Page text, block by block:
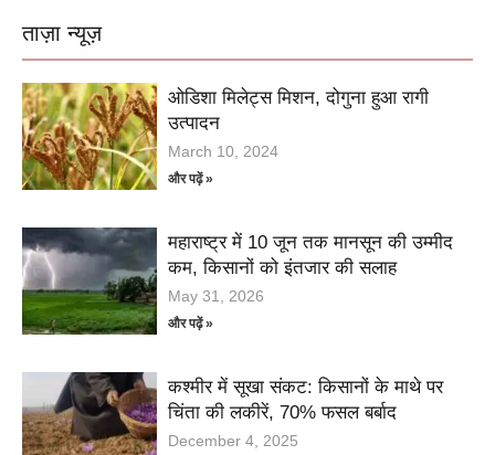
ताज़ा न्यूज़
ओडिशा मिलेट्स मिशन, दोगुना हुआ रागी
उत्पादन
March 10, 2024
और पढ़ें »
महाराष्ट्र में 10 जून तक मानसून की उम्मीद
कम, किसानों को इंतजार की सलाह
May 31, 2026
और पढ़ें »
कश्मीर में सूखा संकट: किसानों के माथे पर
चिंता की लकीरें, 70% फसल बर्बाद
December 4, 2025